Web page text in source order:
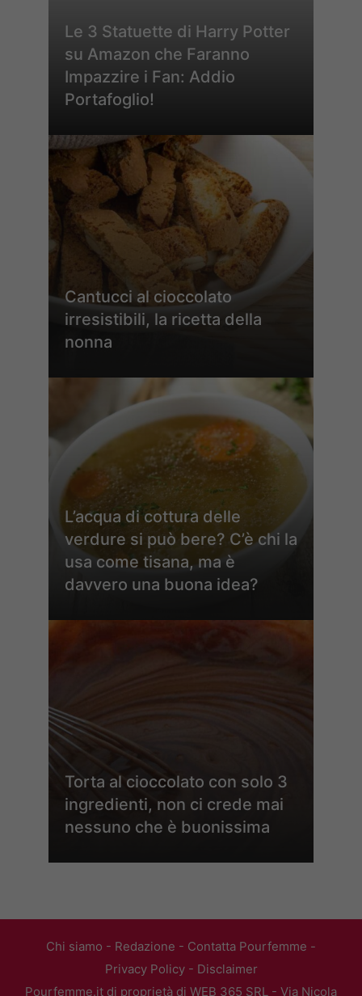
Le 3 Statuette di Harry Potter
su Amazon che Faranno
Impazzire i Fan: Addio
Portafoglio!
Cantucci al cioccolato
irresistibili, la ricetta della
nonna
L’acqua di cottura delle
verdure si può bere? C’è chi la
usa come tisana, ma è
davvero una buona idea?
Torta al cioccolato con solo 3
ingredienti, non ci crede mai
nessuno che è buonissima
Chi siamo - Redazione - Contatta Pourfemme -
Privacy Policy- Disclaimer
Pourfemme.it di proprietà di WEB 365 SRL - Via Nicola